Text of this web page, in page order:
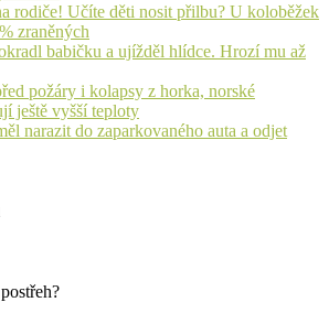
rodiče! Učíte děti nosit přilbu? U koloběžek
zraněných
babičku a ujížděl hlídce. Hrozí mu až
požáry i kolapsy z horka, norské
ještě vyšší teploty
narazit do zaparkovaného auta a odjet